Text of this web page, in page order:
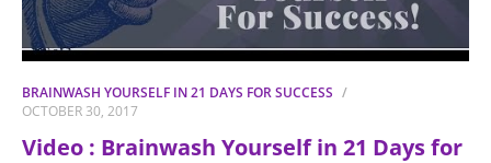
BRAINWASH YOURSELF IN 21 DAYS FOR SUCCESS
OCTOBER 30, 2017
Video : Brainwash Yourself in 21 Days for